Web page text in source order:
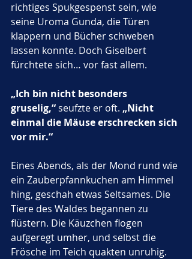
richtiges Spukgespenst sein, wie
seine Uroma Gunda, die Türen
klappern und Bücher schweben
lassen konnte. Doch Giselbert
fürchtete sich… vor fast allem.
„Ich bin nicht besonders
gruselig,“ seufzte er oft. „Nicht
einmal die Mäuse erschrecken sich
vor mir.“
Eines Abends, als der Mond rund wie
ein Zauberpfannkuchen am Himmel
hing, geschah etwas Seltsames. Die
Tiere des Waldes begannen zu
flüstern. Die Käuzchen flogen
aufgeregt umher, und selbst die
Frösche im Teich quakten unruhig.